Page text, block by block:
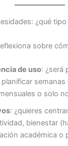
¿qué
sobre
de uso: ¿será
planificar
o solo
: ¿quieres
bienestar
académica o